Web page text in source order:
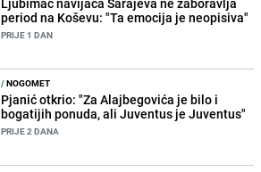
period na Koševu: "Ta emocija je neopisiva"
PRIJE 1 DAN
/NOGOMET
Pjanić otkrio: "Za Alajbegovića je bilo i
bogatijih ponuda, ali Juventus je Juventus"
PRIJE 2 DANA